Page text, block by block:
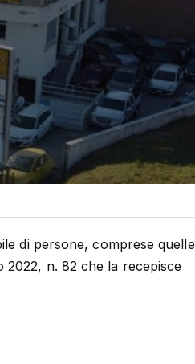
di persone, comprese quelle
2022, n. 82 che la recepisce